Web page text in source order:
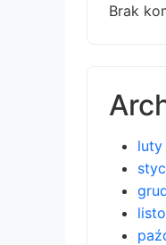
Brak
luty